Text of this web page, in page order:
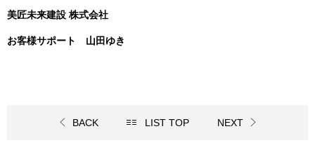
美匠未来建設 株式会社
お客様サポート 山田ゆき
BACK LIST TOP NEXT